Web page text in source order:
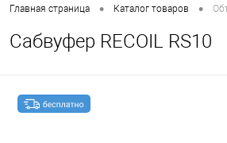
Главная страница • Каталог товаров •
Сабвуфер RECOIL RS10